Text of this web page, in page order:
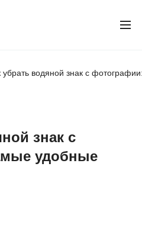
убрать водяной знак с
знак с
удобные